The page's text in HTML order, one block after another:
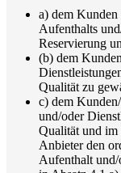
a) dem
Aufenthalts
Reservierung
(b) dem
Qualität zu
c) dem
und/oder
Qualität und im
Anbieter den
Aufenthalt und/